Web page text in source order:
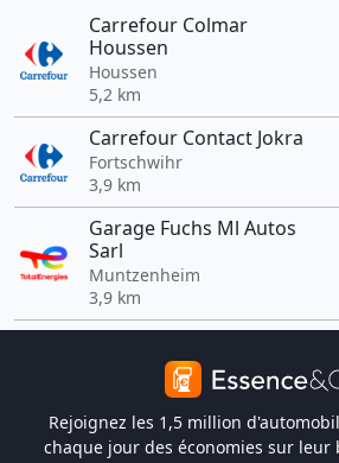
Carrefour Colmar
Houssen
Houssen
5,2 km
Carrefour Contact Jokra
Fortschwihr
3,9 km
Garage Fuchs Ml Autos
Sarl
Muntzenheim
3,9 km
Rejoignez les 1,5 million
chaque jour des économies sur